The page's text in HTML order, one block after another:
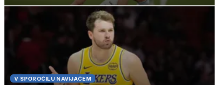
V SPOROČILU NAVIJAČEM